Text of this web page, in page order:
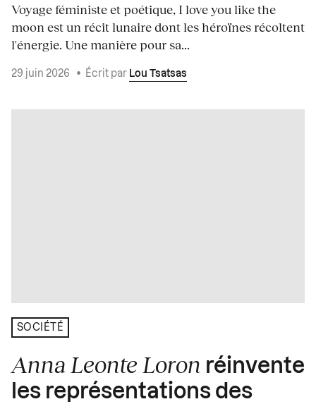
Voyage féministe et poétique, I love you like the
moon est un récit lunaire dont les héroïnes récoltent
l'énergie. Une manière pour sa...
29 juin 2026 • Écrit par Lou Tsatsas
SOCIÉTÉ
Anna Leonte Loron réinvente
les représentations des